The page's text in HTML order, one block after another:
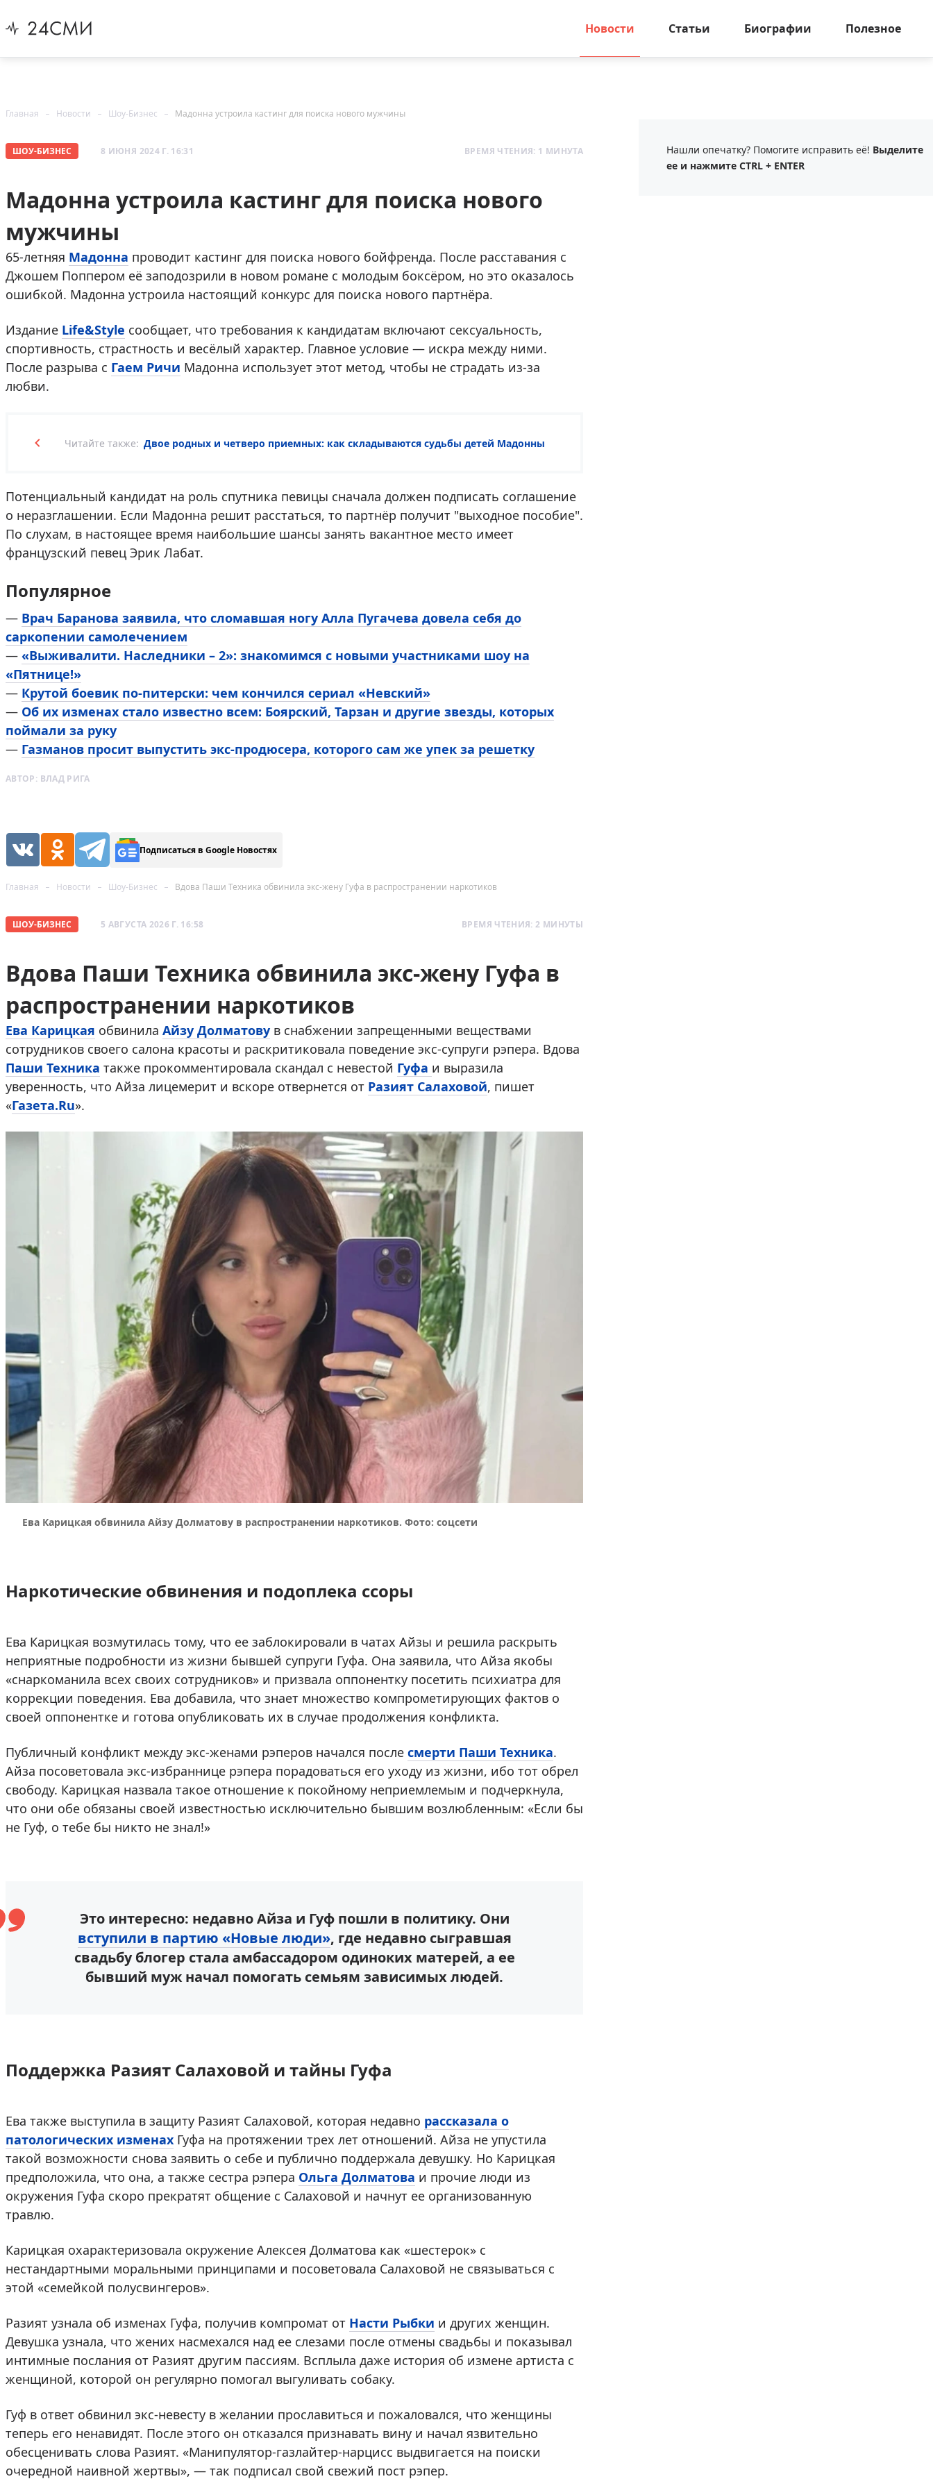
Новости Статьи Биографии Полезное
Главная Новости Шоу-Бизнес Мадонна устроила кастинг для поиска нового мужчины
ШОУ-БИЗНЕС 8 ИЮНЯ 2024 Г. 16:31 ВРЕМЯ ЧТЕНИЯ: 1 МИНУТА
Мадонна устроила кастинг для поиска нового
мужчины
65-летняя Мадонна проводит кастинг для поиска нового бойфренда. После расставания с
Джошем Поппером её заподозрили в новом романе с молодым боксёром, но это оказалось
ошибкой. Мадонна устроила настоящий конкурс для поиска нового партнёра.
Издание Life&Style сообщает, что требования к кандидатам включают сексуальность,
спортивность, страстность и весёлый характер. Главное условие — искра между ними.
После разрыва с Гаем Ричи Мадонна использует этот метод, чтобы не страдать из-за
любви.
Читайте также: Двое родных и четверо приемных: как складываются судьбы детей Мадонны
Потенциальный кандидат на роль спутника певицы сначала должен подписать соглашение
о неразглашении. Если Мадонна решит расстаться, то партнёр получит "выходное пособие".
По слухам, в настоящее время наибольшие шансы занять вакантное место имеет
французский певец Эрик Лабат.
Популярное
— Врач Баранова заявила, что сломавшая ногу Алла Пугачева довела себя до
саркопении самолечением
— «Выживалити. Наследники – 2»: знакомимся с новыми участниками шоу на
«Пятнице!»
— Крутой боевик по-питерски: чем кончился сериал «Невский»
— Об их изменах стало известно всем: Боярский, Тарзан и другие звезды, которых
поймали за руку
— Газманов просит выпустить экс-продюсера, которого сам же упек за решетку
АВТОР: ВЛАД РИГА
Подписаться в Google Новостях
Главная Новости Шоу-Бизнес Вдова Паши Техника обвинила экс-жену Гуфа в распространении наркотиков
ШОУ-БИЗНЕС 5 АВГУСТА 2026 Г. 16:58 ВРЕМЯ ЧТЕНИЯ: 2 МИНУТЫ
Вдова Паши Техника обвинила экс-жену Гуфа в
распространении наркотиков
Ева Карицкая обвинила Айзу Долматову в снабжении запрещенными веществами
сотрудников своего салона красоты и раскритиковала поведение экс-супруги рэпера. Вдова
Паши Техника также прокомментировала скандал с невестой Гуфа и выразила
уверенность, что Айза лицемерит и вскоре отвернется от Разият Салаховой, пишет
«Газета.Ru».
Ева Карицкая обвинила Айзу Долматову в распространении наркотиков. Фото: соцсети
Наркотические обвинения и подоплека ссоры
Ева Карицкая возмутилась тому, что ее заблокировали в чатах Айзы и решила раскрыть
неприятные подробности из жизни бывшей супруги Гуфа. Она заявила, что Айза якобы
«снаркоманила всех своих сотрудников» и призвала оппонентку посетить психиатра для
коррекции поведения. Ева добавила, что знает множество компрометирующих фактов о
своей оппонентке и готова опубликовать их в случае продолжения конфликта.
Публичный конфликт между экс-женами рэперов начался после смерти Паши Техника.
Айза посоветовала экс-избраннице рэпера порадоваться его уходу из жизни, ибо тот обрел
свободу. Карицкая назвала такое отношение к покойному неприемлемым и подчеркнула,
что они обе обязаны своей известностью исключительно бывшим возлюбленным: «Если бы
не Гуф, о тебе бы никто не знал!»
Это интересно: недавно Айза и Гуф пошли в политику. Они
вступили в партию «Новые люди», где недавно сыгравшая
свадьбу блогер стала амбассадором одиноких матерей, а ее
бывший муж начал помогать семьям зависимых людей.
Поддержка Разият Салаховой и тайны Гуфа
Ева также выступила в защиту Разият Салаховой, которая недавно рассказала о
патологических изменах Гуфа на протяжении трех лет отношений. Айза не упустила
такой возможности снова заявить о себе и публично поддержала девушку. Но Карицкая
предположила, что она, а также сестра рэпера Ольга Долматова и прочие люди из
окружения Гуфа скоро прекратят общение с Салаховой и начнут ее организованную
травлю.
Карицкая охарактеризовала окружение Алексея Долматова как «шестерок» с
нестандартными моральными принципами и посоветовала Салаховой не связываться с
этой «семейкой полусвингеров».
Разият узнала об изменах Гуфа, получив компромат от Насти Рыбки и других женщин.
Девушка узнала, что жених насмехался над ее слезами после отмены свадьбы и показывал
интимные послания от Разият другим пассиям. Всплыла даже история об измене артиста с
женщиной, которой он регулярно помогал выгуливать собаку.
Гуф в ответ обвинил экс-невесту в желании прославиться и пожаловался, что женщины
теперь его ненавидят. После этого он отказался признавать вину и начал язвительно
обесценивать слова Разият. «Манипулятор-газлайтер-нарцисс выдвигается на поиски
очередной наивной жертвы», — так подписал свой свежий пост рэпер.
Нашли опечатку? Помогите исправить её! Выделите
ее и нажмите CTRL + ENTER